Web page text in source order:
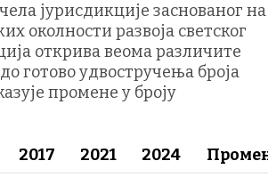
јурисдикције заснованог на
околности развоја светског
открива веома различите
готово удвостручења броја
промене у броју
2017 2021 2024